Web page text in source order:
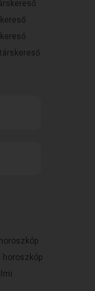
horoszkóp